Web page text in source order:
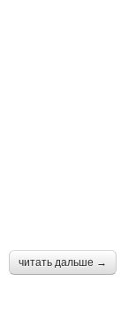
читать дальше →